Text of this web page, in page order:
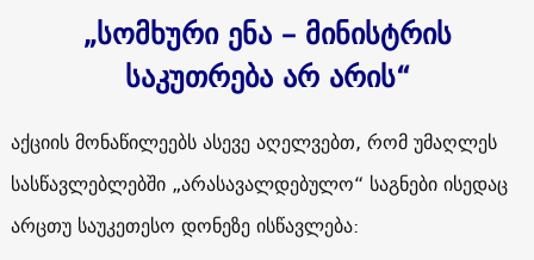
„სომხური ენა – მინისტრის
საკუთრება არ არის“
აქციის მონაწილეებს ასევე აღელვებთ, რომ უმაღლეს
სასწავლებლებში „არასავალდებულო“ საგნები ისედაც
არცთუ საუკეთესო დონეზე ისწავლება: